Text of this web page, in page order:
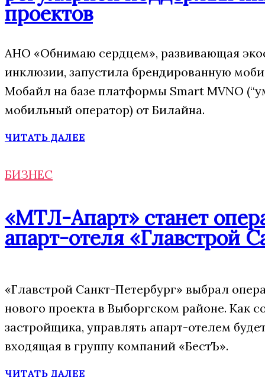
проектов
АНО «Обнимаю сердцем», развивающая
инклюзии, запустила брендированную
Мобайл на базе платформы Smart MVNO
мобильный оператор) от Билайна.
ЧИТАТЬ ДАЛЕЕ
БИЗНЕС
«МТЛ-Апарт» станет
апарт-отеля «Главстрой
«Главстрой Санкт-Петербург» выбрал
нового проекта в Выборгском районе. Как
застройщика, управлять апарт-отелем
входящая в группу компаний «БестЪ».
ЧИТАТЬ ДАЛЕЕ